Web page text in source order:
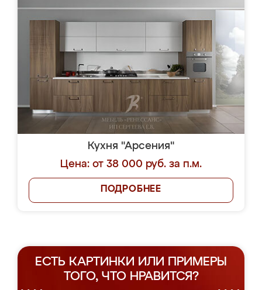
Кухня "Арсения"
Цена: от 38 000 руб. за п.м.
ПОДРОБНЕЕ
ЕСТЬ КАРТИНКИ ИЛИ ПРИМЕРЫ
ТОГО, ЧТО НРАВИТСЯ?